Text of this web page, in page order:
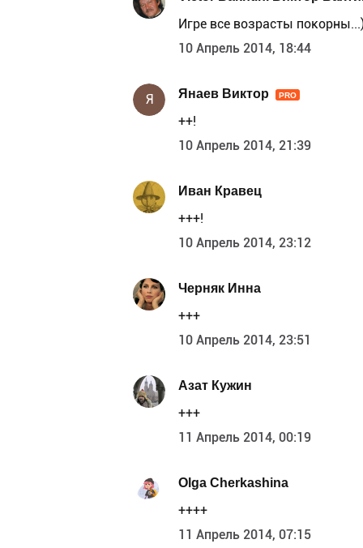
Игре все возрасты
10 Апрель 2014, 18:44
Я Янаев Виктор PRO
++!
10 Апрель 2014, 21:39
Иван Кравец
+++!
10 Апрель 2014, 23:12
Черняк Инна
+++
10 Апрель 2014, 23:51
Азат Кужин
+++
11 Апрель 2014, 00:19
Olga Cherkashina
++++
11 Апрель 2014, 07:15